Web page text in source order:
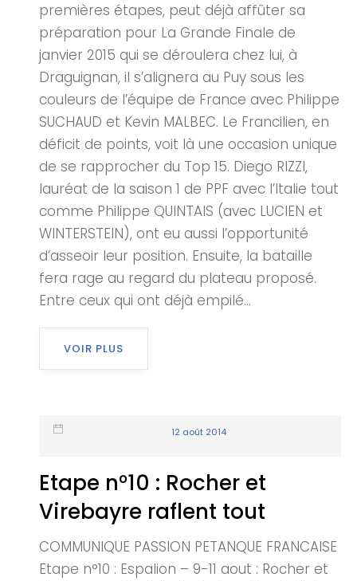
premières étapes, peut déjà affûter sa
préparation pour La Grande Finale de
janvier 2015 qui se déroulera chez lui, à
Draguignan, il s’alignera au Puy sous les
couleurs de l’équipe de France avec Philippe
SUCHAUD et Kevin MALBEC. Le Francilien, en
déficit de points, voit là une occasion unique
de se rapprocher du Top 15. Diego RIZZI,
lauréat de la saison 1 de PPF avec l’Italie tout
comme Philippe QUINTAIS (avec LUCIEN et
WINTERSTEIN), ont eu aussi l’opportunité
d’asseoir leur position. Ensuite, la bataille
fera rage au regard du plateau proposé.
Entre ceux qui ont déjà empilé...
VOIR PLUS
12 août 2014
Etape n°10 : Rocher et
Virebayre raflent tout
COMMUNIQUE PASSION PETANQUE FRANCAISE
Etape n°10 : Espalion – 9-11 aout : Rocher et